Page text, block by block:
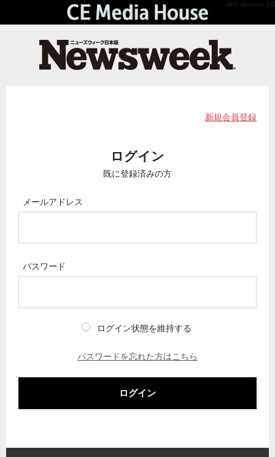
API Version 2.0
新規会員登録
ログイン
既に登録済みの方
メールアドレス
パスワード
ログイン状態を維持する
パスワードを忘れた方はこちら
ログイン